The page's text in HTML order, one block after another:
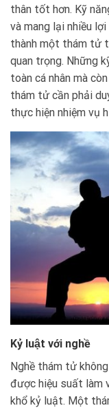
thân tốt hơn. Kỹ
và mang lại nhiều
thành một thám tử
quan trọng. Những
toàn cá nhân mà
thám tử cần phải
thực hiện nhiệm vụ
Kỷ luật với nghề
Nghề thám tử
được hiệu suất làm
khổ kỷ luật. Một